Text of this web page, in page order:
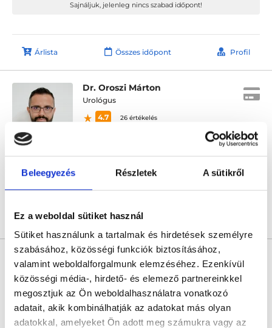
Beleegyezés Részletek A sütikről
Ez a weboldal sütiket használ
Sütiket használunk a tartalmak és hirdetések személyre
szabásához, közösségi funkciók biztosításához,
valamint weboldalforgalmunk elemzéséhez. Ezenkívül
közösségi média-, hirdető- és elemező partnereinkkel
megosztjuk az Ön weboldalhasználatra vonatkozó
adatait, akik kombinálhatják az adatokat más olyan
adatokkal, amelyeket Ön adott meg számukra vagy az
Sajnáljuk, jelenleg nincs szabad időpont!
Árlista Összes időpont Profil
Dr. Oroszi Márton
Urológus
4.7
26 értékelés
Dr. Oroszi Tamás és Dr. Oroszi Márton Urológiai magánrendelése
Kiskunfélegyháza, ATTILA U. 1. KÖRPATIKA
Sajnáljuk, jelenleg nincs szabad időpont!
Árlista Összes időpont
* Szakorvos jelölt (rezidens): általános orvosi oklevéllel rendelkező
orvos, aki jogszabályok szerinti szakorvosi szakképesítés
megszerzésére irányuló képzésben vesz részt. Ezen orvosok által
önállóan nem végezhető szakmai tevékenységért teljes
felelősséggel tartozik és azt közvetlenül felügyeli az egészségügyi
szolgáltató szakorvosa az első részvizsgáig, utána pedig a
szakorvosjelölt önállóan láthat el feladatokat. A foglaljorvost.hu
felelősségét kizárja esetleges névazonosságért bármely szakorvos